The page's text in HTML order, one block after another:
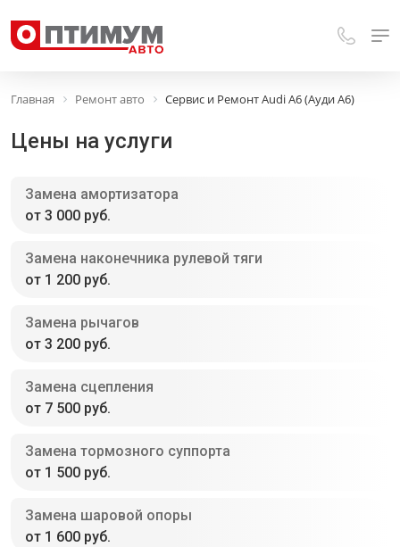
Главная Ремонт авто Сервис и Ремонт Audi A6 (Ауди А6)
Цены на услуги
Замена амортизатора
от 3 000 руб.
Замена наконечника рулевой тяги
от 1 200 руб.
Замена рычагов
от 3 200 руб.
Замена сцепления
от 7 500 руб.
Замена тормозного суппорта
от 1 500 руб.
Замена шаровой опоры
от 1 600 руб.